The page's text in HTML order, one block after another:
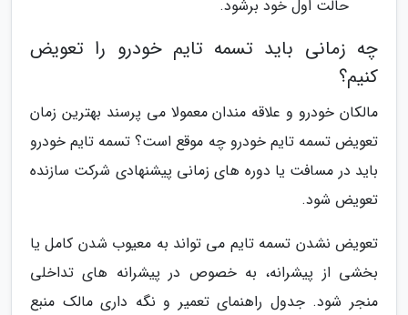
حالت اول خود برشود.
چه زمانی باید تسمه تایم خودرو را تعویض
کنیم؟
مالکان خودرو و علاقه مندان معمولا می پرسند بهترین زمان
تعویض تسمه تایم خودرو چه موقع است؟ تسمه تایم خودرو
باید در مسافت یا دوره های زمانی پیشنهادی شرکت سازنده
تعویض شود.
تعویض نشدن تسمه تایم می تواند به معیوب شدن کامل یا
بخشی از پیشرانه، به خصوص در پیشرانه های تداخلی
منجر شود. جدول راهنمای تعمیر و نگه داری مالک منبع